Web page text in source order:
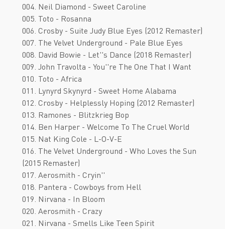
004. Neil Diamond - Sweet Caroline
005. Toto - Rosanna
006. Crosby - Suite Judy Blue Eyes (2012 Remaster)
007. The Velvet Underground - Pale Blue Eyes
008. David Bowie - Let''s Dance (2018 Remaster)
009. John Travolta - You''re The One That I Want
010. Toto - Africa
011. Lynyrd Skynyrd - Sweet Home Alabama
012. Crosby - Helplessly Hoping (2012 Remaster)
013. Ramones - Blitzkrieg Bop
014. Ben Harper - Welcome To The Cruel World
015. Nat King Cole - L-O-V-E
016. The Velvet Underground - Who Loves the Sun
(2015 Remaster)
017. Aerosmith - Cryin''
018. Pantera - Cowboys from Hell
019. Nirvana - In Bloom
020. Aerosmith - Crazy
021. Nirvana - Smells Like Teen Spirit